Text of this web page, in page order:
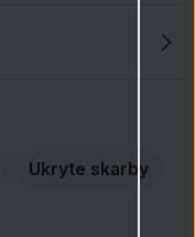
Ukryte skarby